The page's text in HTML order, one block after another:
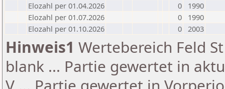
Elozahl per 01.04.2026
0
1990
Elozahl per 01.07.2026
0
1990
Elozahl per 01.10.2026
0 2003
Hinweis1 Wertebereich Feld
blank ... Partie gewertet in